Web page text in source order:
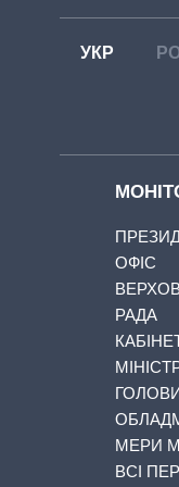
УКР
ОФІС
РАДА
МЕРИ
ВСІ